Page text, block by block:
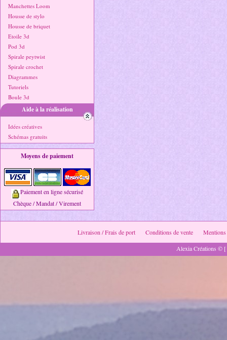
Manchettes Loom
Housse de stylo
Housse de briquet
Etoile 3d
Pod 3d
Spirale peytwist
Spirale crochet
Diagrammes
Tutoriels
Boule 3d
Aide à la réalisation
Idées créatives
Schémas gratuits
Moyens de paiement
Paiement en ligne sécurisé
Chèque / Mandat / Virement
Livraison / Frais de port Conditions de vente
Mentions
Alexia Créations ©